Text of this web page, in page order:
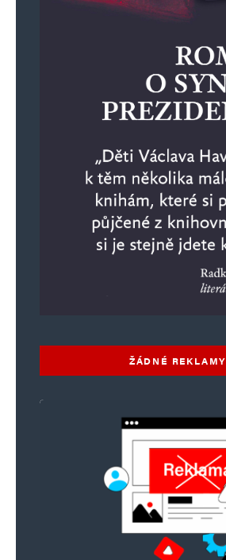
Informujte mě o nových příspěvcích e-mailem.
ŽÁDNÉ REKLAMY